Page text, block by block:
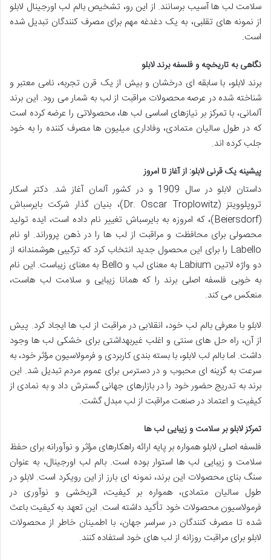
سلامت لب ها آسیب برسانند. از این رو، تشخیص بالم لب اورجینال لابلو
از نمونه های تقلبی، به یک دغدغه مهم برای مصرف کنندگان تبدیل شده
است.
نگاهی به تاریخچه و فلسفه برند لابلو
برند لابلو، با سابقه ای درخشان و بیش از یک قرن تجربه، نامی معتبر و
شناخته شده در عرصه محصولات مراقبت از لب به شمار می رود. این برند
آلمانی، با تمرکز بر نیازهای اساسی لب ها، محصولاتی را عرضه کرده است
که در طول سالیان متمادی، وفاداری میلیون ها مصرف کننده را به خود
جلب کرده اند.
پیشینه یک قرنی لابلو: از آغاز تا امروز
داستان لابلو در سال 1909 و در کشور آلمان آغاز شد. دکتر اسکار
تروپلوویتز (Dr. Oscar Troplowitz)، بنیان گذار شرکت بایرسباش
(Beiersdorf)، که امروزه به بایرسباش تغییر نام داده است، ایده تولید
محصولی برای محافظت و مراقبت از لب ها را در ذهن پروراند. او نام
Labello را برای این محصول جدید انتخاب کرد که ترکیبی هوشمندانه از
دو واژه لاتین Labium به معنای لب و Bello به معنای زیباست. این نام
به خوبی فلسفه اصلی برند را که همانا زیبایی و سلامت لب هاست،
منعکس می کند.
لابلو با معرفی بالم لب خود، انقلابی در مراقبت از لب ها ایجاد کرد. پیش
از آن، راه حل های سنتی و اغلب غیربهداشتی برای خشکی لب ها وجود
داشت. اما بالم لب لابلو، با بسته بندی کاربردی و فرمولاسیون مؤثر خود، به
سرعت به گزینه ای محبوب و در دسترس برای عموم مردم تبدیل شد. این
برند به تدریج حضور خود را در بازارهای جهانی گسترش داد و به نمادی از
کیفیت و اعتماد در صنعت مراقبت از لب مبدل گشت.
تمرکز لابلو بر سلامت و زیبایی لب ها
فلسفه اصلی لابلو همواره بر پایه ارائه راهکارهای مؤثر و نوآورانه برای حفظ
سلامت و زیبایی لب ها استوار بوده است. بالم لب اورجینال، به عنوان
سنگ بنای محصولات این برند، نمونه ای بارز از این رویکرد است. لابلو در
طول سالیان متمادی، همواره بر کیفیت، اثربخشی و نوآوری در
فرمولاسیون محصولات خود تأکید داشته است. این تعهد به کیفیت باعث
شده تا مصرف کنندگان در سراسر جهان، با اطمینان خاطر از محصولات
لابلو برای مراقبت روزانه از لب های خود استفاده کنند.